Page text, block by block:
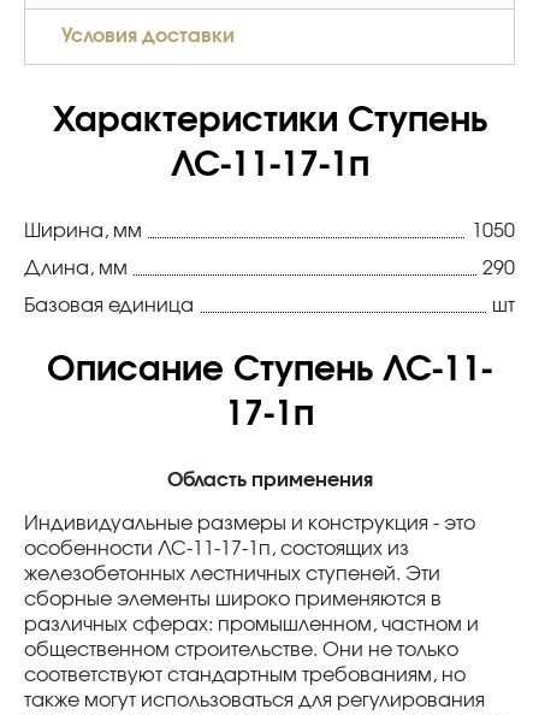
Условия доставки
Характеристики Ступень
ЛС-11-17-1п
Ширина, мм
1050
Длина, мм
290
Базовая единица
шт
Описание Ступень ЛС-11-
17-1п
Область применения
Индивидуальные размеры и конструкция - это
особенности ЛС-11-17-1п, состоящих из
железобетонных лестничных ступеней. Эти
сборные элементы широко применяются в
различных сферах: промышленном, частном и
общественном строительстве. Они не только
соответствуют стандартным требованиям, но
также могут использоваться для регулирования